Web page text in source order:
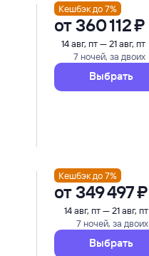
Кешбэк до 7%
от360 ⁠112 ⁠₽
14 авг, пт — 21 авг, пт
7 ночей, за двоих
Выбрать
Кешбэк до 7%
от349 ⁠497 ⁠₽
14 авг, пт — 21 авг, пт
7 ночей, за двоих
Выбрать